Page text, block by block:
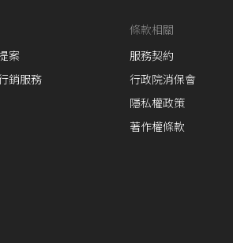
案
銷服務
條款相關
服務契約
行政院消保會
隱私權政策
著作權條款